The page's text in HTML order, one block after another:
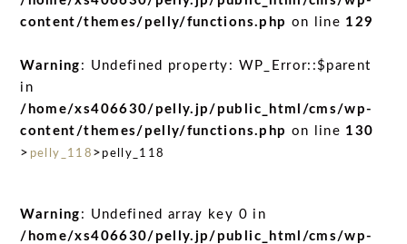
content/themes/pelly/functions.php on line 129
Warning : Undefined property: WP_Error::$parent
in
/home/xs406630/pelly.jp/public_html/cms/wp-
content/themes/pelly/functions.php on line 130
> pelly_118 > pelly_118
Warning : Undefined array key 0 in
/home/xs406630/pelly.jp/public_html/cms/wp-